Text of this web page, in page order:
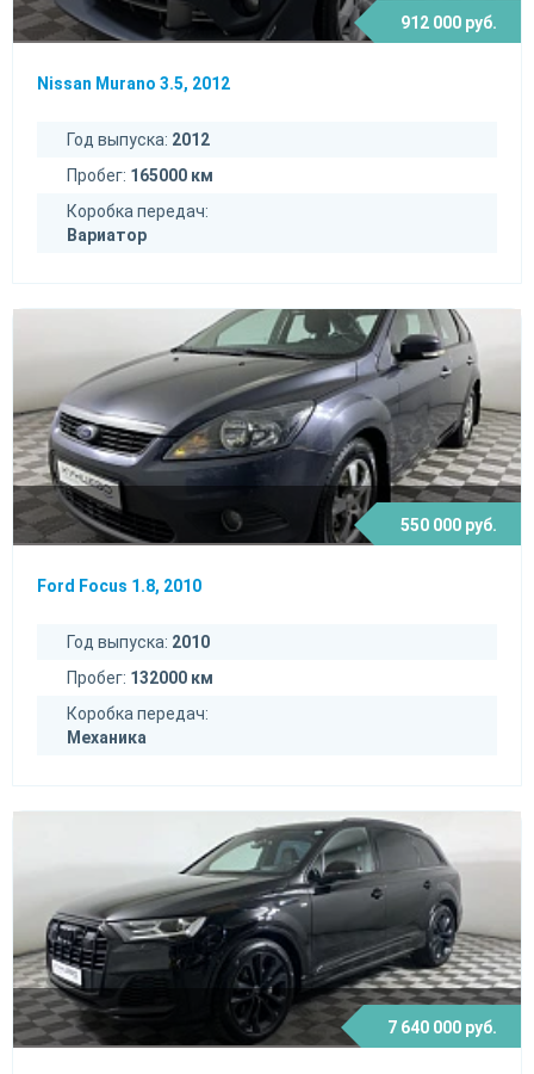
912 000 руб.
Nissan Murano 3.5, 2012
Год выпуска: 2012
Пробег: 165000 км
Коробка передач:
Вариатор
550 000 руб.
Ford Focus 1.8, 2010
Год выпуска: 2010
Пробег: 132000 км
Коробка передач:
Механика
7 640 000 руб.